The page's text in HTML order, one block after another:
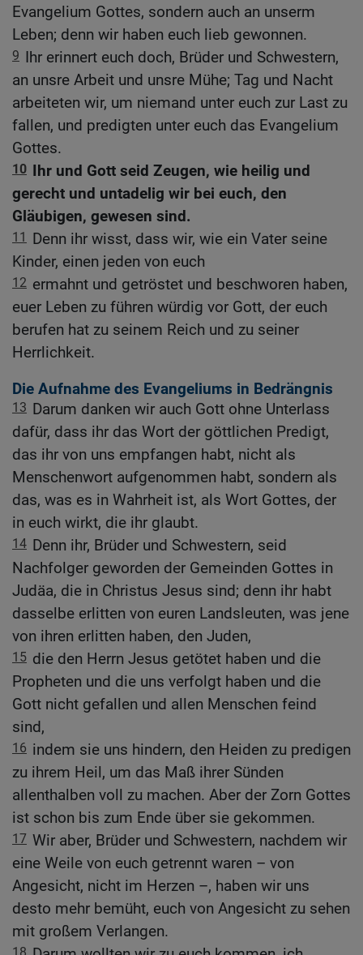
Evangelium Gottes, sondern auch an unserm
Leben; denn wir haben euch lieb gewonnen.
9 Ihr erinnert euch doch, Brüder und Schwestern,
an unsre Arbeit und unsre Mühe; Tag und Nacht
arbeiteten wir, um niemand unter euch zur Last zu
fallen, und predigten unter euch das Evangelium
Gottes.
10 Ihr und Gott seid Zeugen, wie heilig und
gerecht und untadelig wir bei euch, den
Gläubigen, gewesen sind.
11
Denn ihr wisst, dass wir, wie ein Vater seine
Kinder, einen jeden von euch
12 ermahnt und getröstet und beschworen haben,
euer Leben zu führen würdig vor Gott, der euch
berufen hat zu seinem Reich und zu seiner
Herrlichkeit.
Die Aufnahme des Evangeliums in Bedrängnis
13 Darum danken wir auch Gott ohne Unterlass
dafür, dass ihr das Wort der göttlichen Predigt,
das ihr von uns empfangen habt, nicht als
Menschenwort aufgenommen habt, sondern als
das, was es in Wahrheit ist, als Wort Gottes, der
in euch wirkt, die ihr glaubt.
14 Denn ihr, Brüder und Schwestern, seid
Nachfolger geworden der Gemeinden Gottes in
Judäa, die in Christus Jesus sind; denn ihr habt
dasselbe erlitten von euren Landsleuten, was jene
von ihren erlitten haben, den Juden,
15 die den Herrn Jesus getötet haben und die
Propheten und die uns verfolgt haben und die
Gott nicht gefallen und allen Menschen feind
sind,
16 indem sie uns hindern, den Heiden zu predigen
zu ihrem Heil, um das Maß ihrer Sünden
allenthalben voll zu machen. Aber der Zorn Gottes
ist schon bis zum Ende über sie gekommen.
17 Wir aber, Brüder und Schwestern, nachdem wir
eine Weile von euch getrennt waren – von
Angesicht, nicht im Herzen –, haben wir uns
desto mehr bemüht, euch von Angesicht zu sehen
mit großem Verlangen.